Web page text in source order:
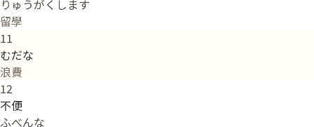
りゅうがくします
留學
11
むだな
浪費
12
不便
ふべんな